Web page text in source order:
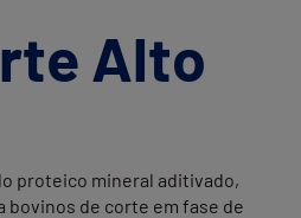
Alto
proteico mineral aditivado,
bovinos de corte em fase de